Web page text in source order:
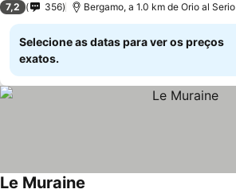
7,2 356 Bergamo, a 1.0 km de Orio al Serio
Selecione as datas para ver os preços
exatos.
Le Muraine